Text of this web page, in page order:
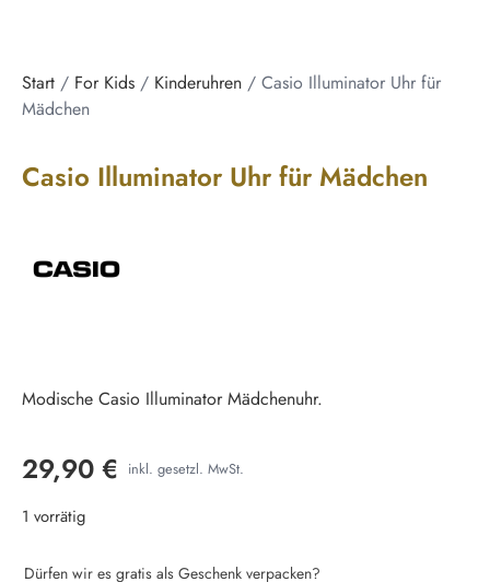
Start / For Kids / Kinderuhren / Casio Illuminator Uhr für
Mädchen
Casio Illuminator Uhr für Mädchen
Modische Casio Illuminator Mädchenuhr.
29,90 € inkl. gesetzl. MwSt.
1 vorrätig
Dürfen wir es gratis als Geschenk verpacken?